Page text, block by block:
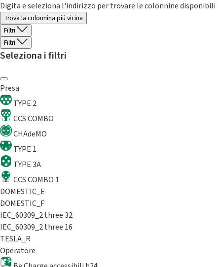
Digita e seleziona l'indirizzo per trovare le colonnine disponibili
Trova la colonnina piú vicina
Filtri
Filtri
Seleziona i filtri
Presa
TYPE 2
CCS COMBO
CHAdeMO
TYPE 1
TYPE 3A
CCS COMBO 1
DOMESTIC_E
DOMESTIC_F
IEC_60309_2 three 32
IEC_60309_2 three 16
TESLA_R
Operatore